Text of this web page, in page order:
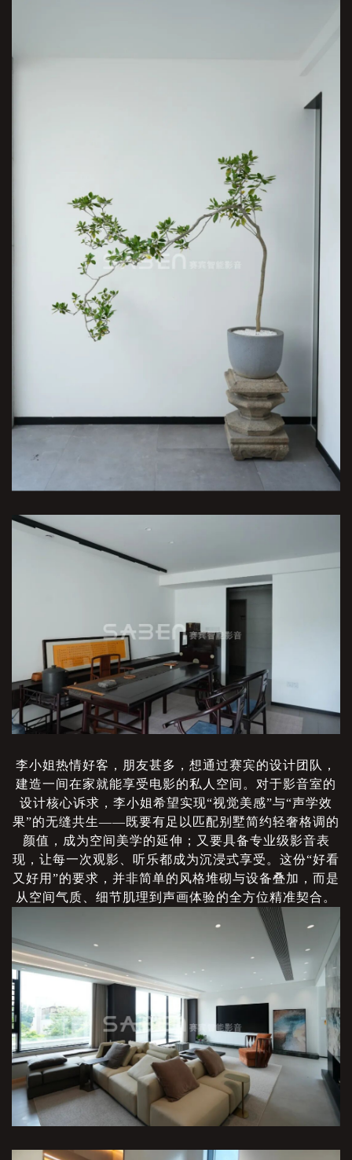
李小姐热情好客，朋友甚多，想通过赛宾的设计团队，
建造一间在家就能享受电影的私人空间。对于影音室的
设计核心诉求，李小姐希望实现“视觉美感”与“声学效
果”的无缝共生——既要有足以匹配别墅简约轻奢格调的
颜值，成为空间美学的延伸；又要具备专业级影音表
现，让每一次观影、听乐都成为沉浸式享受。这份“好看
又好用”的要求，并非简单的风格堆砌与设备叠加，而是
从空间气质、细节肌理到声画体验的全方位精准契合。